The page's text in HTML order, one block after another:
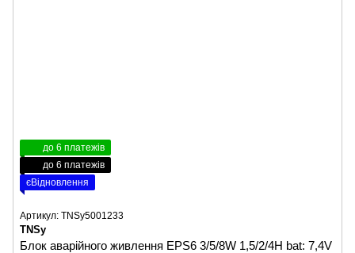
до 6 платежів
до 6 платежів
єВідновлення
Артикул: TNSy5001233
TNSy
Блок аварійного живлення EPS6 3/5/8W 1,5/2/4H bat: 7,4V